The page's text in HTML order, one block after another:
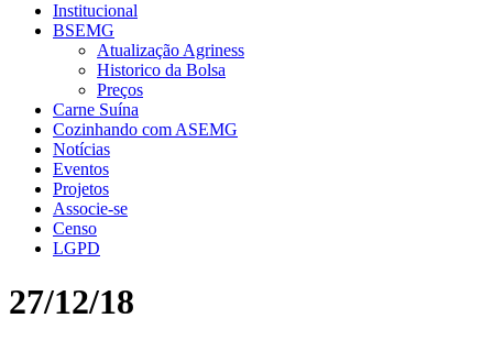
Institucional
BSEMG
Atualização Agriness
Historico da Bolsa
Preços
Carne Suína
Cozinhando com ASEMG
Notícias
Eventos
Projetos
Associe-se
Censo
LGPD
27/12/18